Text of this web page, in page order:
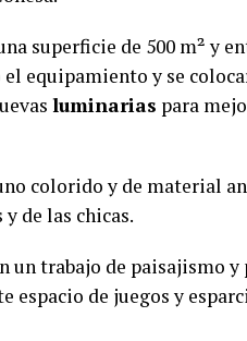
superficie de 500 m² y
equipamiento y se
luminarias para
colorido y de material
de las chicas.
un trabajo de paisajismo
espacio de juegos y